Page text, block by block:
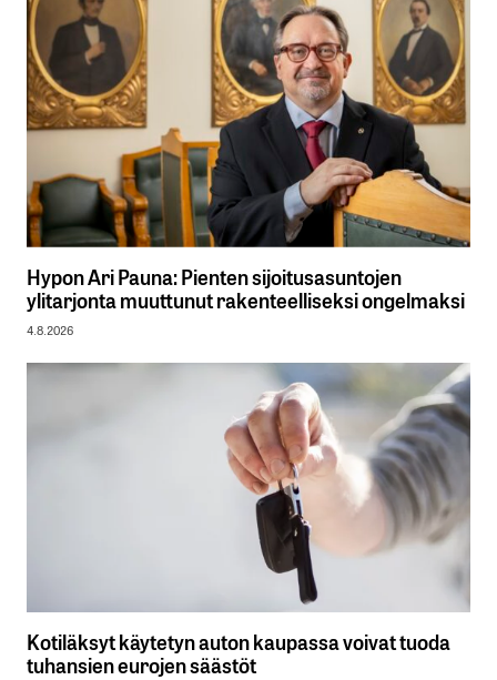
Hypon Ari Pauna: Pienten sijoitusasuntojen
ylitarjonta muuttunut rakenteelliseksi ongelmaksi
4.8.2026
Kotiläksyt käytetyn auton kaupassa voivat tuoda
tuhansien eurojen säästöt